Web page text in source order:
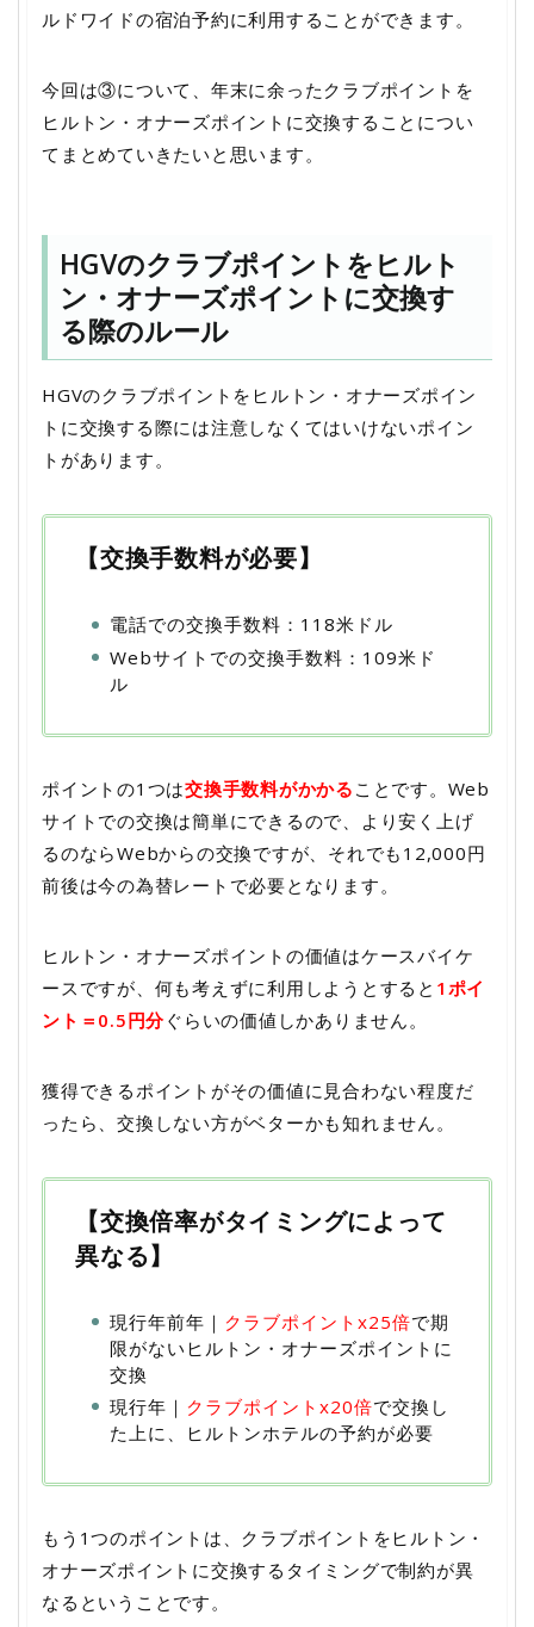
ルドワイドの宿泊予約に利用することができます。
今回は③について、年末に余ったクラブポイントを
ヒルトン・オナーズポイントに交換することについ
てまとめていきたいと思います。
HGVのクラブポイントをヒルト
ン・オナーズポイントに交換す
る際のルール
HGVのクラブポイントをヒルトン・オナーズポイン
トに交換する際には注意しなくてはいけないポイン
トがあります。
【交換手数料が必要】
電話での交換手数料：118米ドル
Webサイトでの交換手数料：109米ド
ル
ポイントの1つは交換手数料がかかる ことです。Web
サイトでの交換は簡単にできるので、より安く上げ
るのならWebからの交換ですが、それでも12,000円
前後は今の為替レートで必要となります。
ヒルトン・オナーズポイントの価値はケースバイケ
ースですが、何も考えずに利用しようとすると 1ポイ
ント＝0.5円分ぐらいの価値しかありません。
獲得できるポイントがその価値に見合わない程度だ
ったら、交換しない方がベターかも知れません。
【交換倍率がタイミングによって
異なる】
現行年前年｜ クラブポイントx25倍で期
限がないヒルトン・オナーズポイントに
交換
現行年｜ クラブポイントx20倍で交換し
た上に、ヒルトンホテルの予約が必要
もう1つのポイントは、クラブポイントをヒルトン・
オナーズポイントに交換するタイミングで制約が異
なるということです。